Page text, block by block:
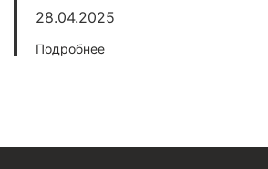
28.04.2025
Подробнее